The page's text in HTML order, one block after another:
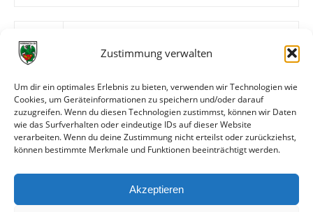
Zustimmung verwalten
Um dir ein optimales Erlebnis zu bieten, verwenden wir Technologien wie
Cookies, um Geräteinformationen zu speichern und/oder darauf
zuzugreifen. Wenn du diesen Technologien zustimmst, können wir Daten
wie das Surfverhalten oder eindeutige IDs auf dieser Website
verarbeiten. Wenn du deine Zustimmung nicht erteilst oder zurückziehst,
können bestimmte Merkmale und Funktionen beeinträchtigt werden.
Akzeptieren
0:2 Wihler (49.)
2:3 Gebel (58.)
3:3 Hämmerlein (62./Foulelfmeter)
3:4 Appel (90.)
Alle bisherigen Partien der beiden Mannschaften
anzeigen